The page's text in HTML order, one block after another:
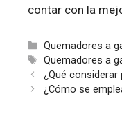
contar con la
Categorías
Quemadores a
Etiquetas
Quemadores a
¿Qué considerar
¿Cómo se